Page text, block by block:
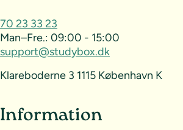
70 23 33 23
Man–Fre.: 09:00 - 15:00
support@studybox.dk
Klareboderne 3 1115 København K
Information